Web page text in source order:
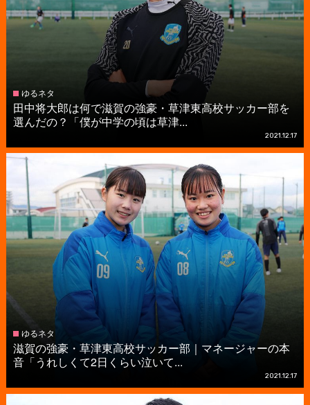
ゆるネタ
田中将大郎は何で滋賀の強豪・草津東高校サッカー部を
選んだの？「僕が中学の頃は草津...
2021.12.17
ゆるネタ
滋賀の強豪・草津東高校サッカー部｜マネージャーの本
音「うれしくて2日くらい泣いて...
2021.12.17